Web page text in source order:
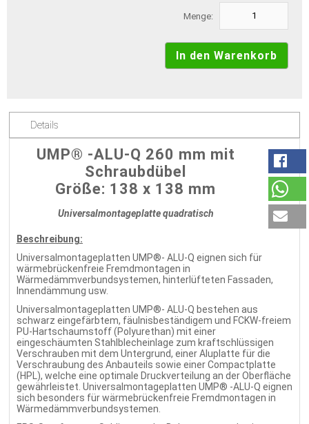
Menge:
Details
UMP® -ALU-Q 260 mm mit
Schraubdübel
Größe: 138 x 138 mm
Universalmontageplatte quadratisch
Beschreibung:
Universalmontageplatten UMP®- ALU-Q eignen sich für
wärmebrückenfreie Fremdmontagen in
Wärmedämmverbundsystemen, hinterlüfteten Fassaden,
Innendämmung usw.
Universalmontageplatten UMP®- ALU-Q bestehen aus
schwarz eingefärbtem, fäulnisbeständigem und FCKW-freiem
PU-Hartschaumstoff (Polyurethan) mit einer
eingeschäumten Stahlblecheinlage zum kraftschlüssigen
Verschrauben mit dem Untergrund, einer Aluplatte für die
Verschraubung des Anbauteils sowie einer Compactplatte
(HPL), welche eine optimale Druckverteilung an der Oberfläche
gewährleistet. Universalmontageplatten UMP® -ALU-Q eignen
sich besonders für wärmebrückenfreie Fremdmontagen in
Wärmedämmverbundsystemen.